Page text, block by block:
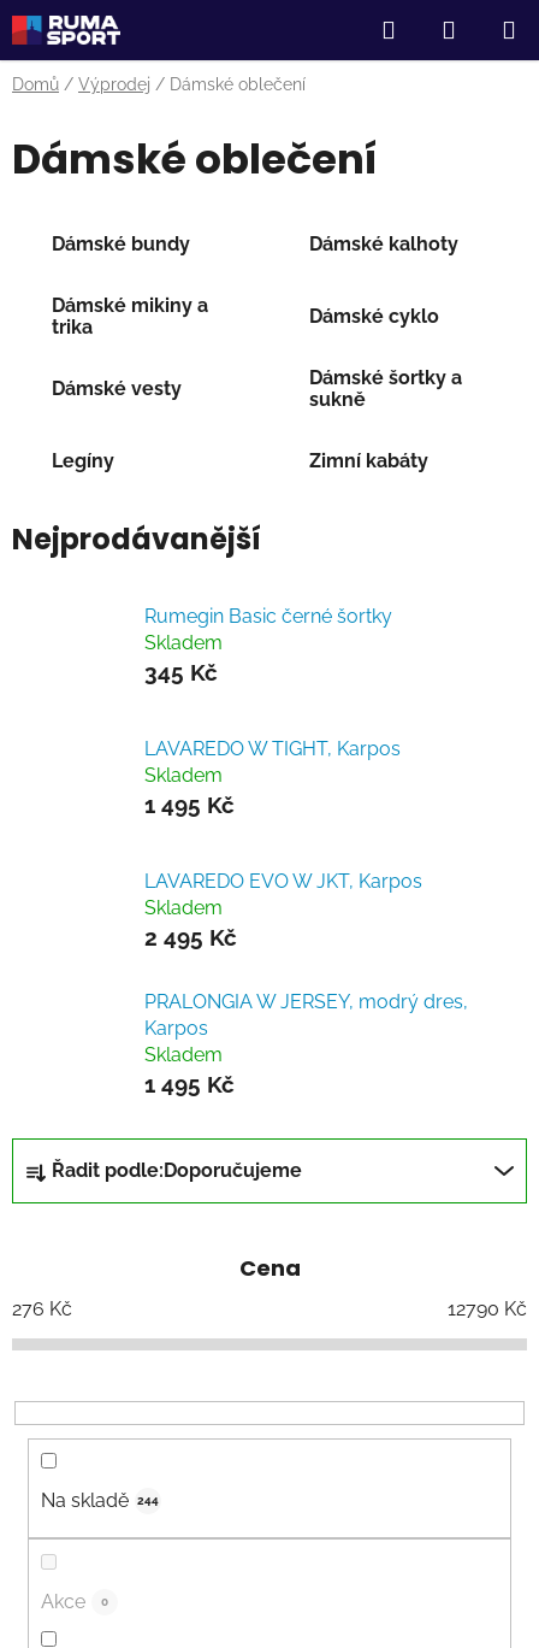
Přejít
na
obsah
Hledat
KOŠÍK
Domů / Výprodej / Dámské oblečení
Dámské oblečení
Dámské bundy Dámské kalhoty
Dámské mikiny a
trika
Dámské cyklo
Dámské vesty
Dámské šortky a
sukně
Legíny Zimní kabáty
Nejprodávanější
Rumegin Basic černé šortky
Skladem
345 Kč
LAVAREDO W TIGHT, Karpos
Skladem
1 495 Kč
LAVAREDO EVO W JKT, Karpos
Skladem
2 495 Kč
PRALONGIA W JERSEY, modrý dres,
Karpos
Skladem
1 495 Kč
Ř
a
z
í
p
o
d
Řadit podle: Doporučujeme
Cena
276 Kč 12790 Kč
Na skladě 244
Akce 0